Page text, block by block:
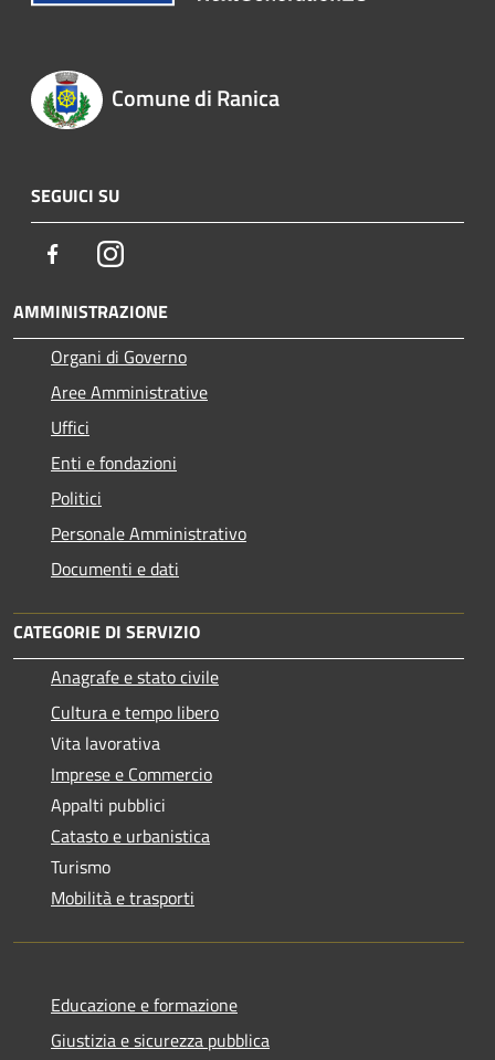
Comune di Ranica
SEGUICI SU
FacebookInstagram
AMMINISTRAZIONE
Organi di Governo
Aree Amministrative
Uffici
Enti e fondazioni
Politici
Personale Amministrativo
Documenti e dati
CATEGORIE DI SERVIZIO
Anagrafe e stato civile
Cultura e tempo libero
Vita lavorativa
Imprese e Commercio
Appalti pubblici
Catasto e urbanistica
Turismo
Mobilità e trasporti
Educazione e formazione
Giustizia e sicurezza pubblica